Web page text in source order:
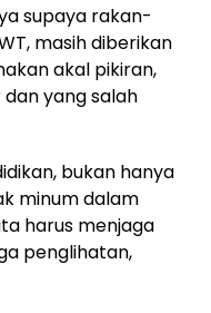
supaya rakan-
masih diberikan
akal pikiran,
yang salah
bukan hanya
minum dalam
harus menjaga
penglihatan,